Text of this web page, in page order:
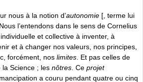
nous à la notion d’autonomie [, terme lui
l’entendons dans le sens de Cornelius
et collective à inventer, à
et à changer nos valeurs, nos principes,
forcément, nos limites . Et pas celles de
la Science ; les nôtres . Ce projet
a couru pendant quatre ou cinq